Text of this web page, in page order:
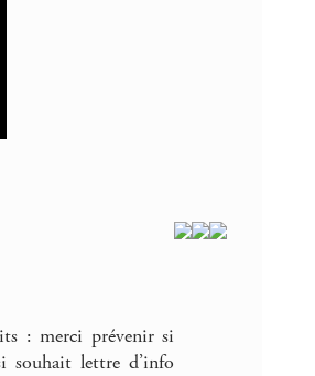
: merci prévenir si
souhait lettre d’info